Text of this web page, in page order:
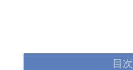
目次